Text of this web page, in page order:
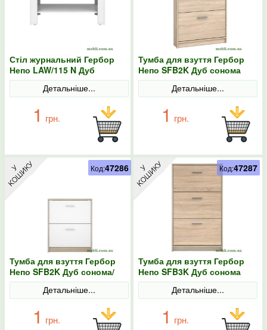
Стіл журнальний Гербор
Непо LAW/115 N Дуб
сонома/Німфея альба
Детальніше...
1 грн.
Тумба для взуття Гербор
Непо SFB2K Дуб сонома
Детальніше...
1 грн.
Тумба для взуття Гербор
Непо SFB2K Дуб сонома/
Німфея альба
Детальніше...
1 грн.
Код:47286
Тумба для взуття Гербор
Непо SFB3K Дуб сонома
Детальніше...
1 грн.
Код:47287